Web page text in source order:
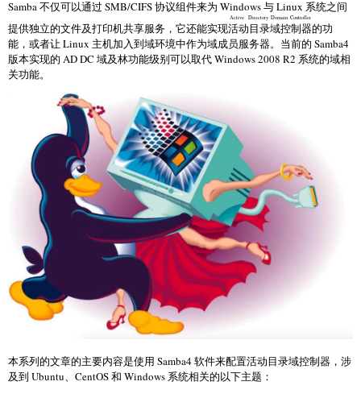
Samba 不仅可以通过 SMB/CIFS 协议组件来为 Windows 与 Linux 系统之间
提供独立的文件及打印机共享服务，它还能实现活动目录
Active Directory
域控制器
Domain Controller
的功
能，或者让 Linux 主机加入到域环境中作为域成员服务器。当前的 Samba4
版本实现的 AD DC 域及林功能级别可以取代 Windows 2008 R2 系统的域相
关功能。
本系列的文章的主要内容是使用 Samba4 软件来配置活动目录域控制器，涉
及到 Ubuntu、CentOS 和 Windows 系统相关的以下主题：